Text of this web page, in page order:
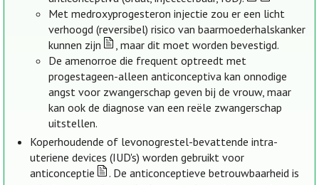
Met medroxyprogesteron injectie zou er een licht
verhoogd (reversibel) risico van baarmoederhalskanker
kunnen zijn
, maar dit moet worden bevestigd.
De amenorroe die frequent optreedt met
progestageen-alleen anticonceptiva kan onnodige
angst voor zwangerschap geven bij de vrouw, maar
kan ook de diagnose van een reële zwangerschap
uitstellen.
Koperhoudende of levonogrestel-bevattende intra-
uteriene devices (IUD's) worden gebruikt voor
anticonceptie
. De anticonceptieve betrouwbaarheid is